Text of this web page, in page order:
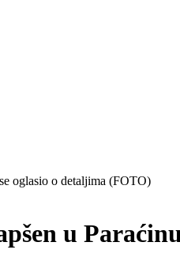
oglasio o detaljima (FOTO)
u